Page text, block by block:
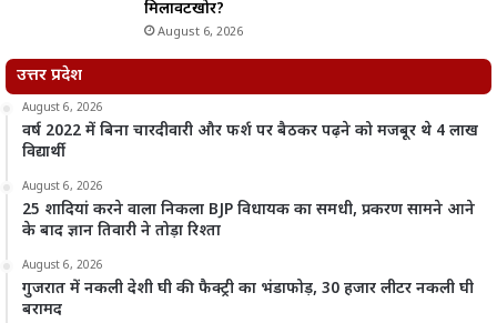
मिलावटखोर?
August 6, 2026
उत्तर प्रदेश
August 6, 2026
वर्ष 2022 में बिना चारदीवारी और फर्श पर बैठकर पढ़ने को मजबूर थे 4 लाख
विद्यार्थी
August 6, 2026
25 शादियां करने वाला निकला BJP विधायक का समधी, प्रकरण सामने आने
के बाद ज्ञान तिवारी ने तोड़ा रिश्ता
August 6, 2026
गुजरात में नकली देशी घी की फैक्ट्री का भंडाफोड़, 30 हजार लीटर नकली घी
बरामद